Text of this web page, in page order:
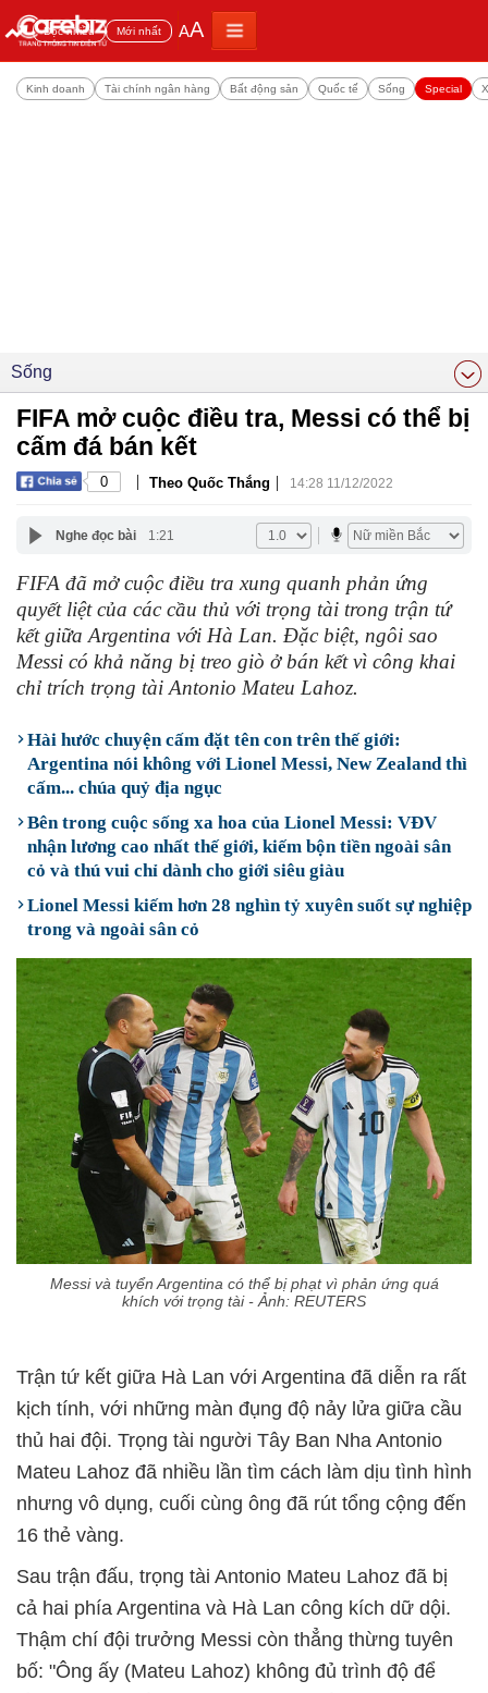
Đọc nhiều Mới nhất AA
Kinh doanh Tài chính ngân hàng Bất động sản Quốc tế Sống Special
Sống
FIFA mở cuộc điều tra, Messi có thể bị
cấm đá bán kết
0 | Theo Quốc Thắng | 14:28 11/12/2022
Nghe đọc bài 1:21
FIFA đã mở cuộc điều tra xung quanh phản ứng
quyết liệt của các cầu thủ với trọng tài trong trận tứ
kết giữa Argentina với Hà Lan. Đặc biệt, ngôi sao
Messi có khả năng bị treo giò ở bán kết vì công khai
chỉ trích trọng tài Antonio Mateu Lahoz.
Hài hước chuyện cấm đặt tên con trên thế giới:
Argentina nói không với Lionel Messi, New Zealand thì
cấm... chúa quỷ địa ngục
Bên trong cuộc sống xa hoa của Lionel Messi: VĐV
nhận lương cao nhất thế giới, kiếm bộn tiền ngoài sân
cỏ và thú vui chỉ dành cho giới siêu giàu
Lionel Messi kiếm hơn 28 nghìn tỷ xuyên suốt sự nghiệp
trong và ngoài sân cỏ
Messi và tuyển Argentina có thể bị phạt vì phản ứng quá
khích với trọng tài - Ảnh: REUTERS
Trận tứ kết giữa Hà Lan với Argentina đã diễn ra rất
kịch tính, với những màn đụng độ nảy lửa giữa cầu
thủ hai đội. Trọng tài người Tây Ban Nha Antonio
Mateu Lahoz đã nhiều lần tìm cách làm dịu tình hình
nhưng vô dụng, cuối cùng ông đã rút tổng cộng đến
16 thẻ vàng.
Sau trận đấu, trọng tài Antonio Mateu Lahoz đã bị
cả hai phía Argentina và Hà Lan công kích dữ dội.
Thậm chí đội trưởng Messi còn thẳng thừng tuyên
bố: "Ông ấy (Mateu Lahoz) không đủ trình độ để